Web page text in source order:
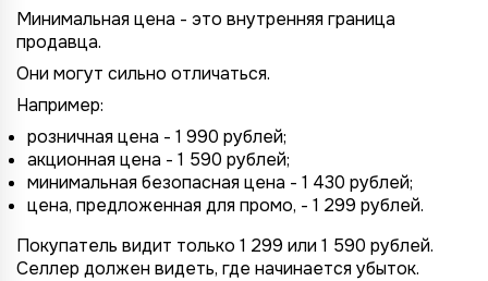
Минимальная цена - это внутренняя граница
продавца.
Они могут сильно отличаться.
Например:
розничная цена - 1 990 рублей;
акционная цена - 1 590 рублей;
минимальная безопасная цена - 1 430 рублей;
цена, предложенная для промо, - 1 299 рублей.
Покупатель видит только 1 299 или 1 590 рублей.
Селлер должен видеть, где начинается убыток.